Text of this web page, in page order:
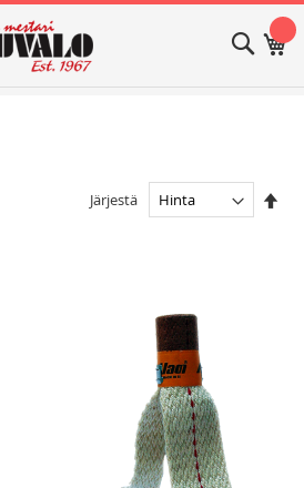
Haku
Järjestä